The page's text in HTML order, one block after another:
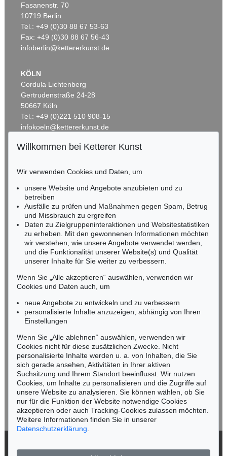
Auktion 434 - Lot 57
FRIEDRICH VON SCHILLER
, 1804
€ 25.800
Auktion 549 - Lot 42
Ergebnis:€ 21.250
Auktion 430 - Lot 56
Ergebnis:€ 20.400
Auktion 549 - Lot 506
Versuch über den Zusammenhang... 1 Beigabe , 1780
Ergebnis:€ 18.750
Auktion 445 - Lot 48
Die Räuber, 1781
Ergebnis:€ 15.600
Auktion 526 - Lot 192
Ergebnis:
Fasanenstr. 70
10719 Berlin
Tel.: +49 (0)30 88 67 53-63
Fax: +49 (0)30 88 67 56-43
infoberlin@kettererkunst.de
KÖLN
Cordula Lichtenberg
Gertrudenstraße 24-28
50667 Köln
Tel.: +49 (0)221 510 908-15
infokoeln@kettererkunst.de
RHEINLAND-PFALZ
Miriam Heß
Tel.: +49 (0)62 21 58 80-038
Fax: +49 (0)62 21 58 80-595
infoheidelberg@kettererkunst.de
NORDDEUTSCHLAND
Nico Kassel, M.A.
Tel.: +49 (0)89 55244-164
Mobil: +49 (0)171 8618661
n.kassel@kettererkunst.de
Keine Auktion mehr verpassen!
Wir informieren Sie rechtzeitig.
Jetzt zum Newsletter anmelden >
Willkommen bei Ketterer Kunst
Wir verwenden Cookies und Daten, um
unsere Website und Angebote anzubieten und zu
betreiben
Ausfälle zu prüfen und Maßnahmen gegen Spam, Betrug
und Missbrauch zu ergreifen
Daten zu Zielgruppeninteraktionen und Websitestatistiken
zu erheben. Mit den gewonnenen Informationen möchten
wir verstehen, wie unsere Angebote verwendet werden,
und die Funktionalität unserer Website(s) und Qualität
unserer Inhalte für Sie weiter zu verbessern.
Wenn Sie „Alle akzeptieren“ auswählen, verwenden wir
Cookies und Daten auch, um
neue Angebote zu entwickeln und zu verbessern
personalisierte Inhalte anzuzeigen, abhängig von Ihren
Einstellungen
Wenn Sie „Alle ablehnen“ auswählen, verwenden wir
Cookies nicht für diese zusätzlichen Zwecke. Nicht
personalisierte Inhalte werden u. a. von Inhalten, die Sie
sich gerade ansehen, Aktivitäten in Ihrer aktiven
Suchsitzung und Ihrem Standort beeinflusst. Wir nutzen
Cookies, um Inhalte zu personalisieren und die Zugriffe auf
unsere Website zu analysieren. Sie können wählen, ob Sie
nur für die Funktion der Website notwendige Cookies
akzeptieren oder auch Tracking-Cookies zulassen möchten.
Weitere Informationen finden Sie in unserer
Datenschutzerklärung